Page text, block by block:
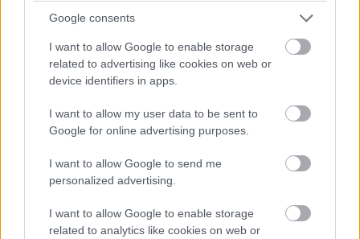
Google consents
I want to allow Google to enable storage
related to advertising like cookies on web or
device identifiers in apps.
I want to allow my user data to be sent to
Google for online advertising purposes.
I want to allow Google to send me
personalized advertising.
I want to allow Google to enable storage
related to analytics like cookies on web or
6. Marble Caves, Χιλή